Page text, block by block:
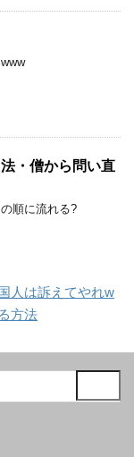
・僧から問い直
順に流れる?
人は訴えてやれw
方法